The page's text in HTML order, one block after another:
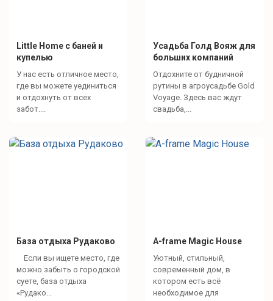
Little Home с баней и
купелью
У нас есть отличное место,
где вы можете уединиться
и отдохнуть от всех
забот....
Усадьба Голд Вояж для
больших компаний
Отдохните от будничной
рутины в агроусадьбе Gold
Voyage. Здесь вас ждут
свадьба,...
База отдыха Рудаково
Если вы ищете место, где
можно забыть о городской
суете, база отдыха
«Рудако...
A-frame Magic House
Уютный, стильный,
современный дом, в
котором есть всё
необходимое для